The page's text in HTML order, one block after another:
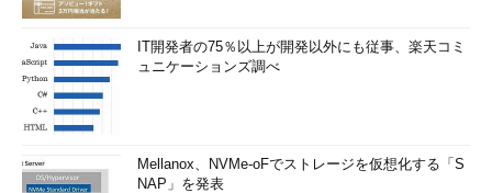
IT開発者の75％以上が開発以外にも従事、楽天コミ
ュニケーションズ調べ
Mellanox、NVMe-oFでストレージを仮想化する「S
NAP」を発表